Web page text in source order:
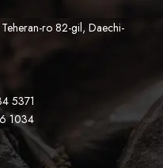
ro 82-gil, Daechi-
5371
1034